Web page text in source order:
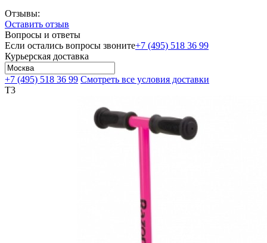
Отзывы:
Оставить отзыв
Вопросы и ответы
Если остались вопросы звоните+7 (495) 518 36 99
Курьерская доставка
+7 (495) 518 36 99 Смотреть все условия доставки
T3